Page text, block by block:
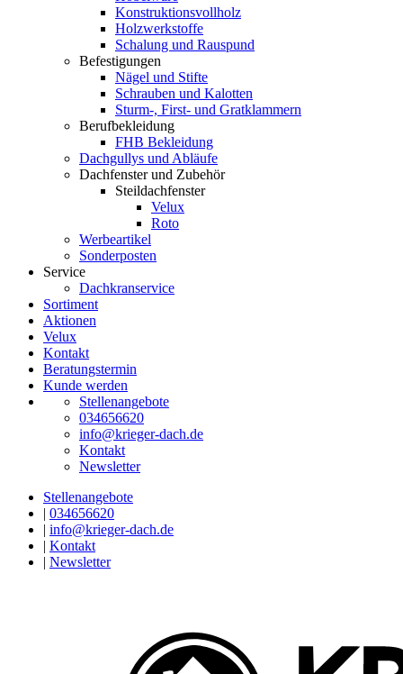
Konstruktionsvollholz
Holzwerkstoffe
Schalung und Rauspund
Befestigungen
Nägel und Stifte
Schrauben und Kalotten
Sturm-, First- und Gratklammern
Berufbekleidung
FHB Bekleidung
Dachgullys und Abläufe
Dachfenster und Zubehör
Steildachfenster
Velux
Roto
Werbeartikel
Sonderposten
Service
Dachkranservice
Sortiment
Aktionen
Velux
Kontakt
Beratungstermin
Kunde werden
Stellenangebote
034656620
info@krieger-dach.de
Kontakt
Newsletter
Stellenangebote
| 034656620
| info@krieger-dach.de
| Kontakt
| Newsletter